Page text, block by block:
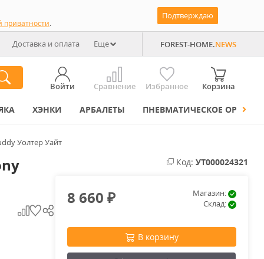
приватности.
Подтверждаю
Доставка и оплата Еще FOREST-HOME.NEWS
Войти Сравнение Избранное Корзина
ХЭНКИ АРБАЛЕТЫ ПНЕВМАТИЧЕСКОЕ ОРУЖИЕ
Уолтер Уайт
Код: УТ000024321
8 660₽
Магазин:
Склад:
В корзину